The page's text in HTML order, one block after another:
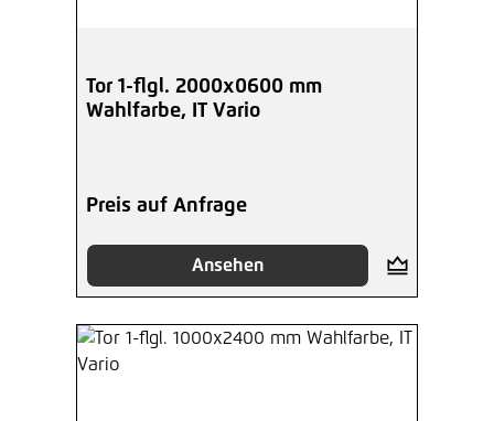
Tor 1-flgl. 2000x0600 mm
Wahlfarbe, IT Vario
Preis auf Anfrage
Ansehen